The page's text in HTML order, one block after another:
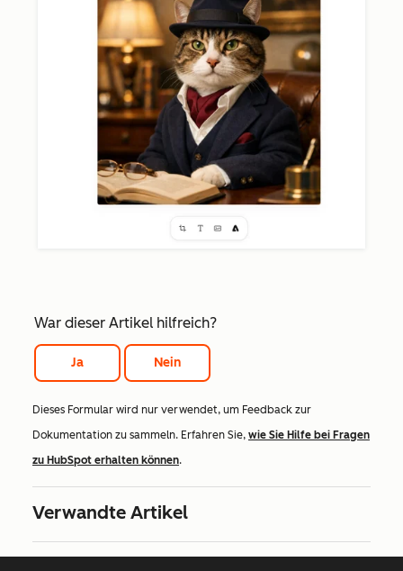
War dieser Artikel hilfreich?
Ja Nein
Dieses Formular wird nur verwendet, um Feedback zur
Dokumentation zu sammeln. Erfahren Sie, wie Sie Hilfe bei Fragen
zu HubSpot erhalten können.
Verwandte Artikel